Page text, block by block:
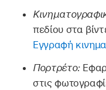
πεδίου στα
Εγγραφή
Πορτρέτο:
στις